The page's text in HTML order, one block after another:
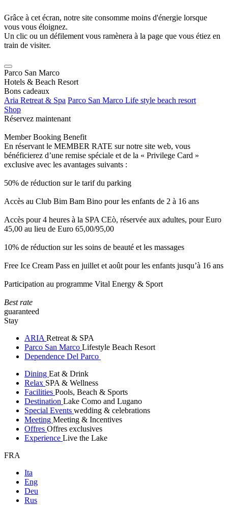
Grâce à cet écran, notre site consomme moins d'énergie lorsque
vous vous éloignez.
Un clic ou un défilement vous ramènera à la page que vous étiez en
train de visiter.
Parco San Marco
Hotels & Beach Resort
Bons cadeaux
Aria Retreat & Spa Parco San Marco Life style beach resort
Shop
Réservez maintenant
Member Booking Benefit
En réservant le MEMBER RATE sur notre site web, vous
bénéficierez d’une remise spéciale et de la « Privilege Card »
exclusive avec les avantages suivants :
50% de réduction sur le tarif du parking
Accès au Club Bim Bam Bino pour les enfants de 2 à 16 ans
Accès pour 4 heures à la SPA CEò, réservée aux adultes, pour Euro
45,00 au lieu de Euro 65,00/95,00
10% de réduction sur les soins de beauté et les massages
Free Ice Cream Pass en juillet et août pour les enfants jusqu’à 16 ans
Participation au programme Vital Energy & Sport
Best rate
guaranteed
Stay
ARIA Retreat & SPA
Parco San Marco Lifestyle Beach Resort
Dependence Del Parco
Dining Eat & Drink
Relax SPA & Wellness
Facilities Pools, Beach & Sports
Destination Lake Como and Lugano
Special Events wedding & celebrations
Meeting Meeting & Incentives
Offres Offres exclusives
Experience Live the Lake
FRA
Ita
Eng
Deu
Rus